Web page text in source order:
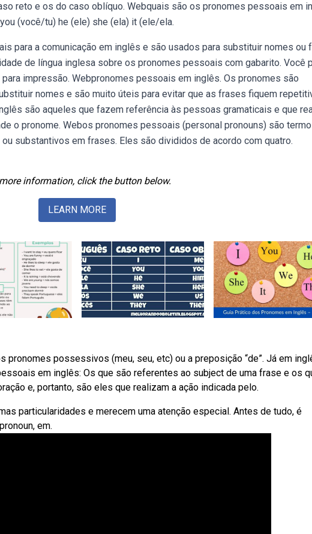
reto e os do caso oblíquo. Webquais são os pronomes pessoais em
(você/tu) he (ele) she (ela) it (ele/ela.
para a comunicação em inglês e são usados para substituir nomes ou
de língua inglesa sobre os pronomes pessoais com gabarito. Você
impressão. Webpronomes pessoais em inglês. Os pronomes são
nomes e são muito úteis para evitar que as frases fiquem
são aqueles que fazem referência às pessoas gramaticais e que
o pronome. Webos pronomes pessoais (personal pronouns) são
substantivos em frases. Eles são divididos de acordo com quatro.
information, click the button below.
LEARN MORE
pronomes possessivos (meu, seu, etc) ou a preposição “de”. Já em
em inglês: Os que são referentes ao subject de uma frase e os
e, portanto, são eles que realizam a ação indicada pelo.
particularidades e merecem uma atenção especial. Antes de tudo, é
em.